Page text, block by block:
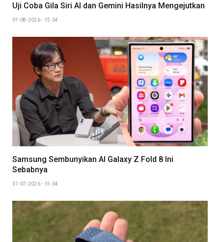
Uji Coba Gila Siri AI dan Gemini Hasilnya Mengejutkan
01-08-2026 - 15.04
Samsung Sembunyikan AI Galaxy Z Fold 8 Ini
Sebabnya
31-07-2026 - 15.04